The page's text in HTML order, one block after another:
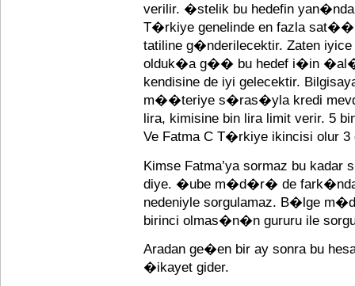
verilir. �stelik bu hedefin
T�rkiye genelinde en fazla
tatiline g�nderilecektir. Zaten
olduk�a g�� bu hedef i�in
kendisine de iyi gelecektir.
m��teriye s�ras�yla kredi
lira, kimisine bin lira limit verir. 5
Ve Fatma C T�rkiye ikincisi
Kimse Fatma’ya sormaz bu
diye. �ube m�d�r� de
nedeniyle sorgulamaz. B�lge
birinci olmas�n�n gururu ile
Aradan ge�en bir ay sonra bu
�ikayet gider.